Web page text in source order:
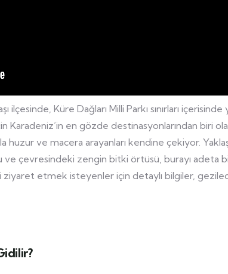
ilçesinde, Küre Dağları Milli Parkı sınırları
Karadeniz’in en gözde destinasyonlarından biri
huzur ve macera arayanları kendine çekiyor.
ve çevresindeki zengin bitki örtüsü, burayı adeta
ziyaret etmek isteyenler için detaylı bilgiler,